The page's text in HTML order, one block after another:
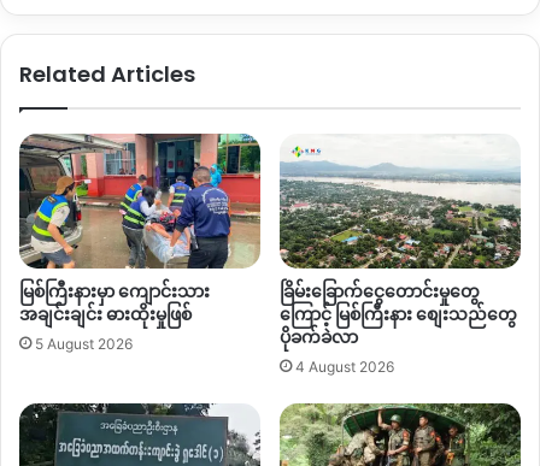
ဒါ့ကြောင့် ပိုမိုများပြားလာတဲ့ မြစ်ကြီးနားမြို့ဧရာဝတီမြစ်ကြောင်း
တစ်လျှောက်က ရွှေတူးဖော်မှုလုပ်ငန်းတွေအပြင် သဘာဝ
ပတ်ဝန်းကျင်ကိုပျက်ဆီးစေတဲ့ သဲကျောက်တူးဖော်ရေးလုပ်ငန်းတွေ
ကိုတားဆီးပေးဖို့ မြစ်ဘေးတစ်လျှောက်နေထိုင်တဲ့ဒေသခံ တွေ
စုပေါင်းပြီးတော့ ပြီးခဲ့တဲ့ ဖေဖော်ဝါရီလ ၁၁ ရက်နေ့ကဘဲ
ကချင်ပြည်နယ်ဝန်ကြီးချုပ်ဦးခက်ထိန်နန်ဆီကို ဒေသခံတွေ စာတင်
တောင်းဆိုထားကြပါတယ်။
ကချင်ပြည်နယ်မြစ်ကြီးနားမြို့နယ်အတွင်း ဧရာ၀တီမြစ်ကမ်းဘေး
တွေဟာ စစ်ကောင်စီနဲ့လက်အောက်ခံပြည်သူ့စစ်တပ်ဖွဲ့ဝင်တွေတင်
မကဘဲ ကချင်လွတ်လပ်ရေးအဖွဲ့ KIO/KIAစတဲ့ နှစ်ဖက်တပ်တွေရဲ့
Related Articles
မြစ်ကြီးနားမှာ ကျောင်းသား
အချင်းချင်း ဓားထိုးမှုဖြစ်
5 August 2026
ခြိမ်းခြောက်ငွေတောင်းမှုတွေ
ကြောင့် မြစ်ကြီးနား စျေးသည်တွေ
ပိုခက်ခဲလာ
4 August 2026